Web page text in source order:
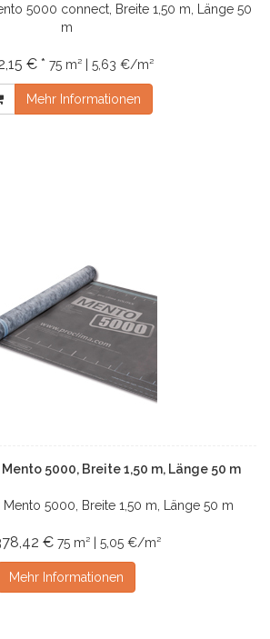
5000 connect, Breite 1,50 m, Länge 50
m
€ * 75 m² | 5,63 €/m²
Mehr Informationen
5000, Breite 1,50 m, Länge 50 m
5000, Breite 1,50 m, Länge 50 m
€ 75 m² | 5,05 €/m²
Mehr Informationen